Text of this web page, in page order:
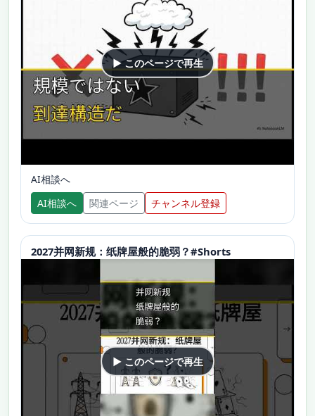
▶ このページで再生
AI相談へ
AI相談へ
関連ページ チャンネル登録
2027并网新规：纸牌屋般的脆弱？#Shorts
▶ このページで再生